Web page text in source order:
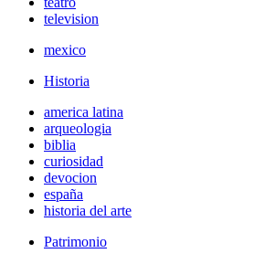
television
mexico
Historia
america latina
arqueologia
biblia
curiosidad
devocion
españa
historia del arte
Patrimonio